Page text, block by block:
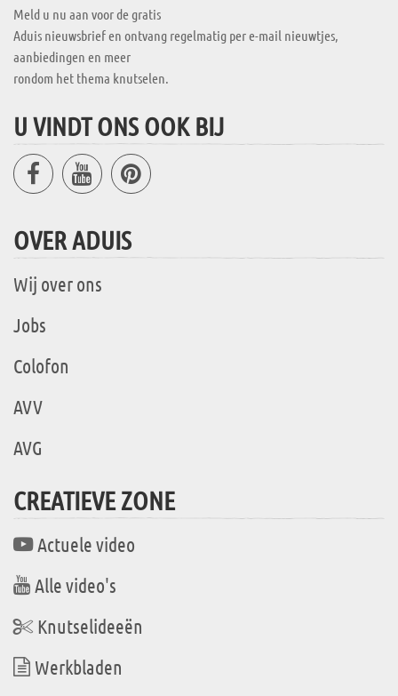
Meld u nu aan voor de gratis
Aduis nieuwsbrief en ontvang regelmatig per e-mail nieuwtjes,
aanbiedingen en meer
rondom het thema knutselen.
U VINDT ONS OOK BIJ
OVER ADUIS
Wij over ons
Jobs
Colofon
AVV
AVG
CREATIEVE ZONE
Actuele video
Alle video's
Knutselideeën
Werkbladen